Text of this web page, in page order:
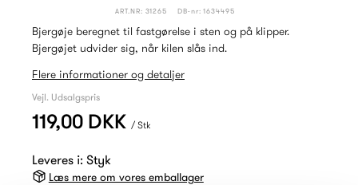
ART.NR: 31265 DB-nr: 1634495
Bjergøje beregnet til fastgørelse i sten og på klipper.
Bjergøjet udvider sig, når kilen slås ind.
Flere informationer og detaljer
Vejl. Udsalgspris
119,00 DKK / Stk
Leveres i: Styk
Læs mere om vores emballager